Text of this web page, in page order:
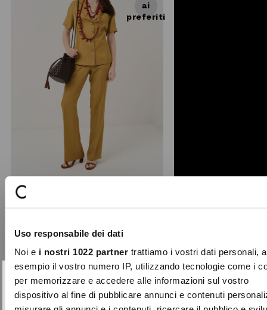
Uso responsabile dei dati
Noi e i nostri 1022 partnertrattiamo i vostri dati personali,
esempio il vostro numero IP, utilizzando tecnologie come i
per memorizzare e accedere alle informazioni sul vostro
dispositivo al fine di pubblicare annunci e contenuti
ai
preferiti
I pantaloni Pablito della collezione
Laboratorio sono l'essenza della
freschezza primaveri ...
Price
reduced
from
€ 109,00to € 54,50
-30%
Chiudi
10% DI SCONTO
sul tuo primo acquisto!